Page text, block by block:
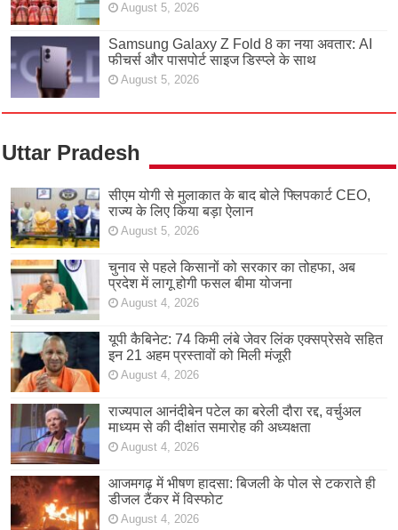
August 5, 2026
Samsung Galaxy Z Fold 8 का नया अवतार: AI
फीचर्स और पासपोर्ट साइज डिस्प्ले के साथ
August 5, 2026
Uttar Pradesh
सीएम योगी से मुलाकात के बाद बोले फ्लिपकार्ट CEO,
राज्य के लिए किया बड़ा ऐलान
August 5, 2026
चुनाव से पहले किसानों को सरकार का तोहफा, अब
प्रदेश में लागू होगी फसल बीमा योजना
August 4, 2026
यूपी कैबिनेट: 74 किमी लंबे जेवर लिंक एक्सप्रेसवे सहित
इन 21 अहम प्रस्तावों को मिली मंजूरी
August 4, 2026
राज्यपाल आनंदीबेन पटेल का बरेली दौरा रद्द, वर्चुअल
माध्यम से की दीक्षांत समारोह की अध्यक्षता
August 4, 2026
आजमगढ़ में भीषण हादसा: बिजली के पोल से टकराते ही
डीजल टैंकर में विस्फोट
August 4, 2026